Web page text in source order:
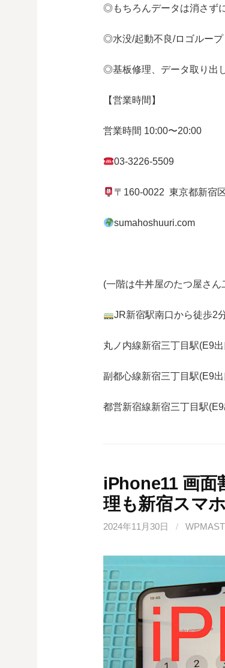
◎もちろんデータは消さず
◎水没/起動不良/ロゴループ
◎基板修理、データ取り出
【営業時間】
営業時間 10:00〜20:00
03-3226-5509
〒 160-0022 東京都新宿
sumahoshuuri.com
(一階は牛丼屋のたつ屋さん
JR新宿駅南口から徒歩2
丸ノ内線新宿三丁目駅(E9
副都心線新宿三丁目駅(E9
都営新宿線新宿三丁目駅(E9
iPhone11 画面
理も新宿スマ
2024年11月30日 /